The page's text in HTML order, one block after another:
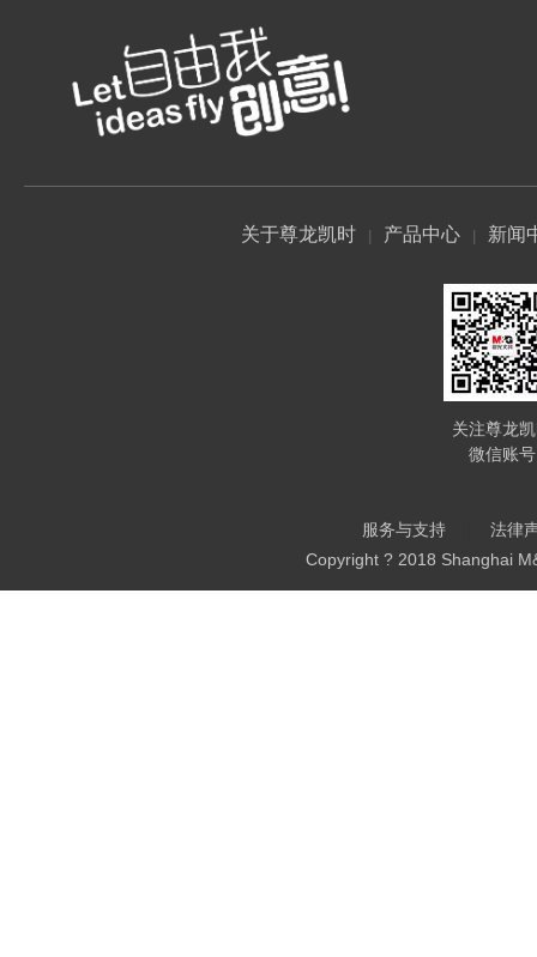
关于尊龙凯时 产品中心 新闻
关注尊龙
微信账号
服务与支持
法律
Copyright ? 2018 Shanghai